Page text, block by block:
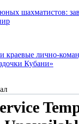
шахматистов:
лично-
Кубани»